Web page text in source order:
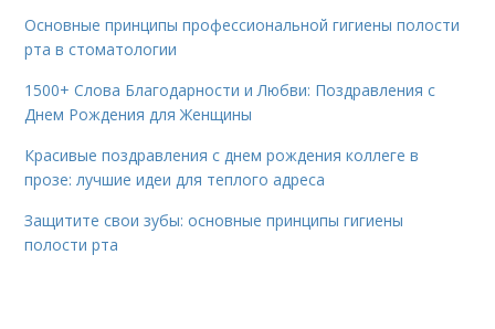
Основные принципы профессиональной гигиены полости
рта в стоматологии
1500+ Слова Благодарности и Любви: Поздравления с
Днем Рождения для Женщины
Красивые поздравления с днем рождения коллеге в
прозе: лучшие идеи для теплого адреса
Защитите свои зубы: основные принципы гигиены
полости рта